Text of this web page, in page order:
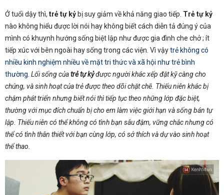
Ở tuổi dậy thì, trẻ tự kỷ bị suy giảm về khả năng giao tiếp. Trẻ tự kỷ
nào không hiểu được lời nói hay không biết cách diễn tả đúng ý của
mình có khuynh hướng sống biệt lập như được gia đình che chở ; ít
tiếp xúc với bên ngoài hay sống trong các viện. Vì vậytrẻ không có
nhiều kinh nghiệm nhiều về mặt tri thức và xã hội như trẻ bình
thường Lối sống củatrẻ tự kỷđược người khác xếp đặt kỹ càng cho
chúng, và sinh hoạt của trẻ được theo dõi chặt chẽ. Thiếu niên khác bị
chậm phát triển nhưng biết nói thì tiếp tục theo những lớp đặc biệt,
thường với mục đích chuẩn bị cho em làm việc giới hạn và sống bán tự
lập. Thiếu niên có thể không có tình bạn sâu đậm, vững chắc nhưng có
thể có tình thân thiết với bạn cùng lớp, có sở thích và dự vào sinh hoạt
thể thao.